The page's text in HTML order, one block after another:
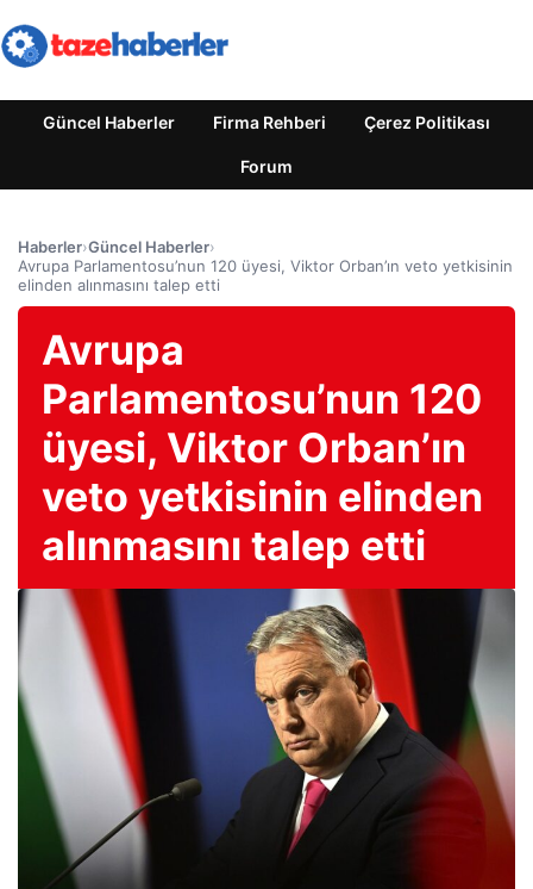
Güncel Haberler Firma Rehberi Çerez Politikası
Forum
Haberler›Güncel Haberler›
Avrupa Parlamentosu’nun 120 üyesi, Viktor Orban’ın veto yetkisinin
elinden alınmasını talep etti
Avrupa
Parlamentosu’nun 120
üyesi, Viktor Orban’ın
veto yetkisinin elinden
alınmasını talep etti